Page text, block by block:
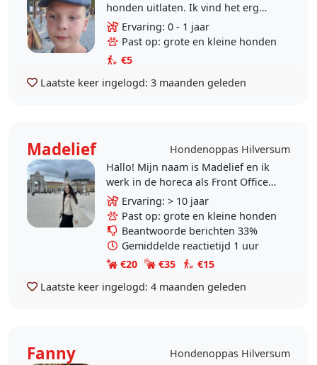
honden uitlaten. Ik vind het erg
leuk om met ze te spelen. Ik kan
door de weeks na school
langskomen om de hond uit..
Ervaring: 0 - 1 jaar
Past op: grote en kleine honden
€5
Laatste keer ingelogd: 3 maanden geleden
Madelief
Hondenoppas Hilversum
Hallo! Mijn naam is Madelief en ik
werk in de horeca als Front Office
Manager, een functie waarin ik mijn
passie voor gastvrijheid en zorg
perfect..
Ervaring: > 10 jaar
Past op: grote en kleine honden
Beantwoorde berichten 33%
Gemiddelde reactietijd 1 uur
€20
€35
€15
Laatste keer ingelogd: 4 maanden geleden
Fanny
Hondenoppas Hilversum